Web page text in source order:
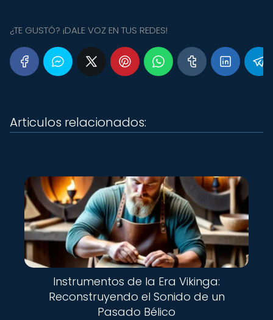
¿TE GUSTÓ? ¡DALE VOZ EN TUS REDES!
Articulos relacionados:
Instrumentos de la Era Vikinga:
Reconstruyendo el Sonido de un
Pasado Bélico